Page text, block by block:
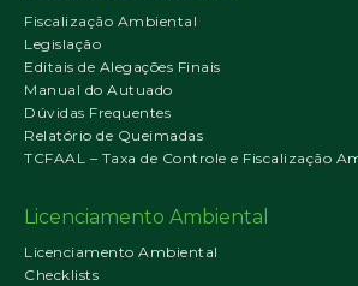
Fiscalização Ambiental
Legislação
Editais de Alegações Finais
Manual do Autuado
Dúvidas Frequentes
Relatório de Queimadas
TCFAAL – Taxa de Controle e Fiscalização
Licenciamento Ambiental
Licenciamento Ambiental
Checklists